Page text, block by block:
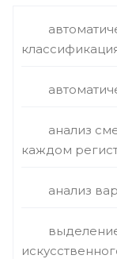
анализ
каждом
анализ